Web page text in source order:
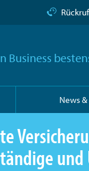
Business
News